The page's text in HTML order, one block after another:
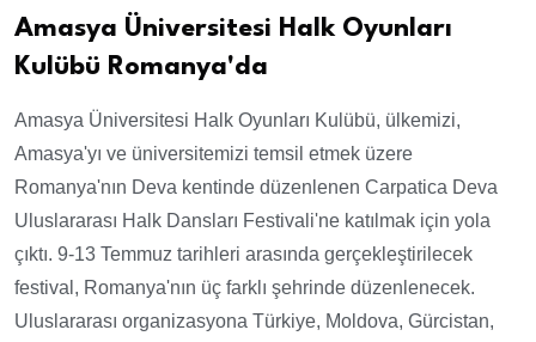
Amasya Üniversitesi Halk Oyunları
Kulübü Romanya'da
Amasya Üniversitesi Halk Oyunları Kulübü, ülkemizi,
Amasya'yı ve üniversitemizi temsil etmek üzere
Romanya'nın Deva kentinde düzenlenen Carpatica Deva
Uluslararası Halk Dansları Festivali'ne katılmak için yola
çıktı. 9-13 Temmuz tarihleri arasında gerçekleştirilecek
festival, Romanya'nın üç farklı şehrinde düzenlenecek.
Uluslararası organizasyona Türkiye, Moldova, Gürcistan,